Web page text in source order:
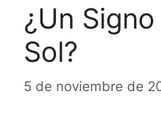
¿Un
Sol?
5 de noviembre de